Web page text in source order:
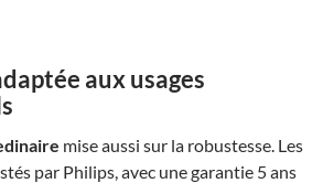
aux usages
mise aussi sur la robustesse. Les
par Philips, avec une garantie 5 ans